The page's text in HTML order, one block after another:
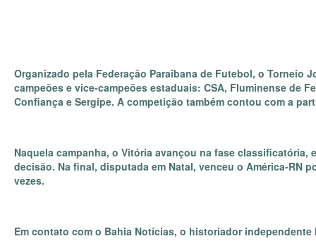
Organizado pela Federação Paraibana de Futebol, o
campeões e vice-campeões estaduais: CSA, Fluminense de
Confiança e Sergipe. A competição também contou com a
Naquela campanha, o Vitória avançou na fase
decisão. Na final, disputada em Natal, venceu o América-RN
vezes.
Em contato com o Bahia Notícias, o historiador